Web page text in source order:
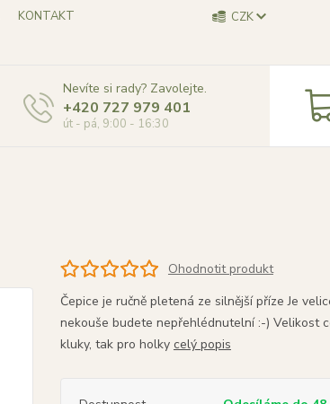
KONTAKT
CZK
Nevíte si rady? Zavolejte.
+420 727 979 401
út - pá, 9:00 - 16:30
Ohodnotit produkt
Čepice je ručně pletená ze silnější příze Je
nekouše budete nepřehlédnutelní :-) Velikost
kluky, tak pro holky celý popis